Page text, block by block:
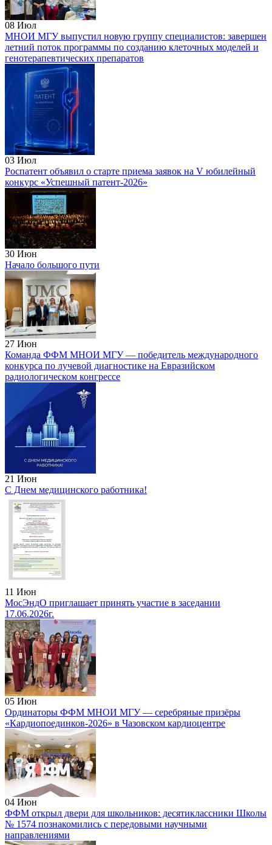
08 Июл
МНОИ МГУ выпустил новую группу специалистов: завершен
летний поток программы по созданию клеточных моделей и
генотерапевтических препаратов
03 Июл
Роспатент объявил о старте приема заявок на V юбилейный
конкурс «Успешный патент-2026»
30 Июн
Начало большого пути
27 Июн
Команда ФФМ МНОИ МГУ — победитель международного
конкурса по лучевой диагностике на Евразийском
радиологическом конгрессе
21 Июн
С Днем медицинского работника!
11 Июн
МосЭндО приглашает принять участие в заседании
17.06.2026г.
05 Июн
Ординаторы ФФМ МНОИ МГУ — серебряные призёры
«Кардиопоединков‑2026» в Чазовском кардиоцентре
04 Июн
ФФМ открыл двери для школьников: десятиклассники Школы
№ 1574 познакомились с передовыми научными
направлениями